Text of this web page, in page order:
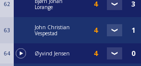
62
Lorange
63
John Christian
Vespestad
64 Øyvind Jensen